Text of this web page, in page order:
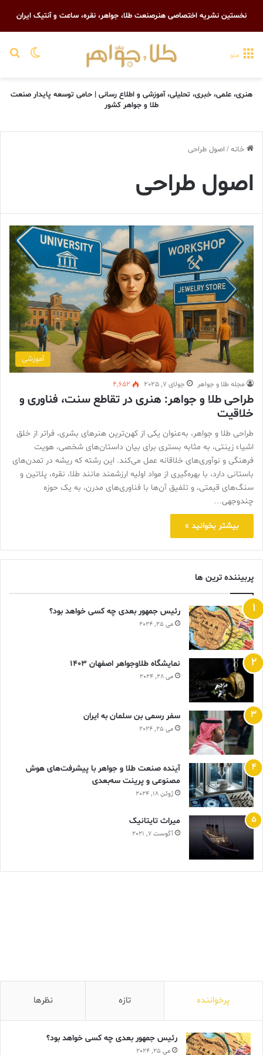
نخستین نشریه اختصاصی هنرصنعت طلا، جواهر، نقره، ساعت و آنتیک ایران
تغییر منو
هنری، علمی، خبری، تحلیلی، آموزشی و اطلاع رسانی | حامی توسعه پایدار صنعت
طلا و جواهر کشور
خانه/ اصول طراحی
اصول طراحی
آموزشی
مجله طلا و جواهر جولای 7, 2025 4,652
طراحی طلا و جواهر: هنری در تقاطع سنت، فناوری و
خلاقیت
طراحی طلا و جواهر، به‌عنوان یکی از کهن‌ترین هنرهای بشری، فراتر از خلق
اشیاء زینتی، به مثابه بستری برای بیان داستان‌های شخصی، هویت
فرهنگی و نوآوری‌های خلاقانه عمل می‌کند. این رشته که ریشه در تمدن‌های
باستانی دارد، با بهره‌گیری از مواد اولیه ارزشمند مانند طلا، نقره، پلاتین و
سنگ‌های قیمتی، و تلفیق آن‌ها با فناوری‌های مدرن، به یک حوزه
چندوجهی…
بیشتر بخوانید »
پربیننده ترین ها
رئیس جمهور بعدی چه کسی خواهد بود؟
می 25, 2024
نمایشگاه طلاوجواهر اصفهان 1403
می 28, 2024
سفر رسمی بن سلمان به ایران
می 25, 2024
آینده صنعت طلا و جواهر با پیشرفت‌های هوش
مصنوعی و پرینت سه‌بعدی
ژوئن 18, 2024
ميراث تايتانيک
آگوست 7, 2021
پرخواننده تازه نظرها
رئیس جمهور بعدی چه کسی خواهد بود؟
می 25, 2024